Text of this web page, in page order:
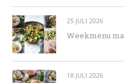
25 JULI 2026
Weekmenu
18 JULI 2026